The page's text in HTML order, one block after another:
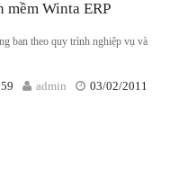
mềm Winta ERP
ban theo quy trình nghiệp vụ và
03/02/2011
admin